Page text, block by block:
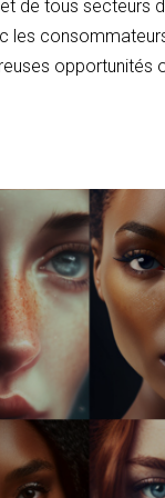
de tous secteurs
les
opportunités